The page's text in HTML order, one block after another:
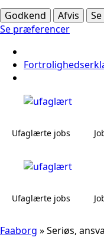
Godkend
Afvis
Se præferencer
Ufaglærte jobs
Ufaglærte jobs
Faaborg »Seriøs,